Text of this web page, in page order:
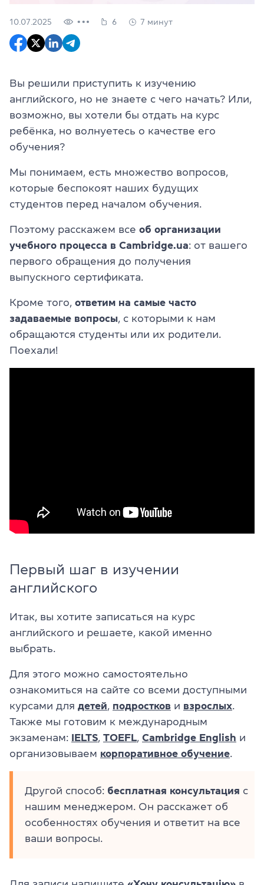
10.07.2025 6 7 минут
Вы решили приступить к изучению
английского, но не знаете с чего начать? Или,
возможно, вы хотели бы отдать на курс
ребёнка, но волнуетесь о качестве его
обучения?
Мы понимаем, есть множество вопросов,
которые беспокоят наших будущих
студентов перед началом обучения.
Поэтому расскажем все об организации
учебного процесса в Cambridge.ua: от вашего
первого обращения до получения
выпускного сертификата.
Кроме того, ответим на самые часто
задаваемые вопросы , с которыми к нам
обращаются студенты или их родители.
Поехали!
Первый шаг в изучении
английского
Итак, вы хотите записаться на курс
английского и решаете, какой именно
выбрать.
Для этого можно самостоятельно
ознакомиться на сайте со всеми доступными
курсами для детей подростков и взрослых
Также мы готовим к международным
экзаменам: IELTS TOEFL Cambridge English и
организовываем корпоративное обучение
Другой способ: бесплатная консультация с
нашим менеджером. Он расскажет об
особенностях обучения и ответит на все
ваши вопросы.